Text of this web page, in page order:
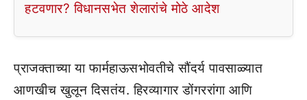
हटवणार? विधानसभेत शेलारांचे मोठे आदेश
प्राजक्ताच्या या फार्महाऊसभोवतीचे सौंदर्य पावसाळ्यात
आणखीच खुलून दिसतंय. हिरव्यागार डोंगररांगा आणि